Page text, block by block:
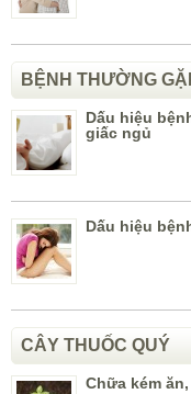
BỆNH THƯỜNG
Dấu hiệu
giấc ngủ
Dấu hiệu
CÂY THUỐC QUÝ
Chữa kém